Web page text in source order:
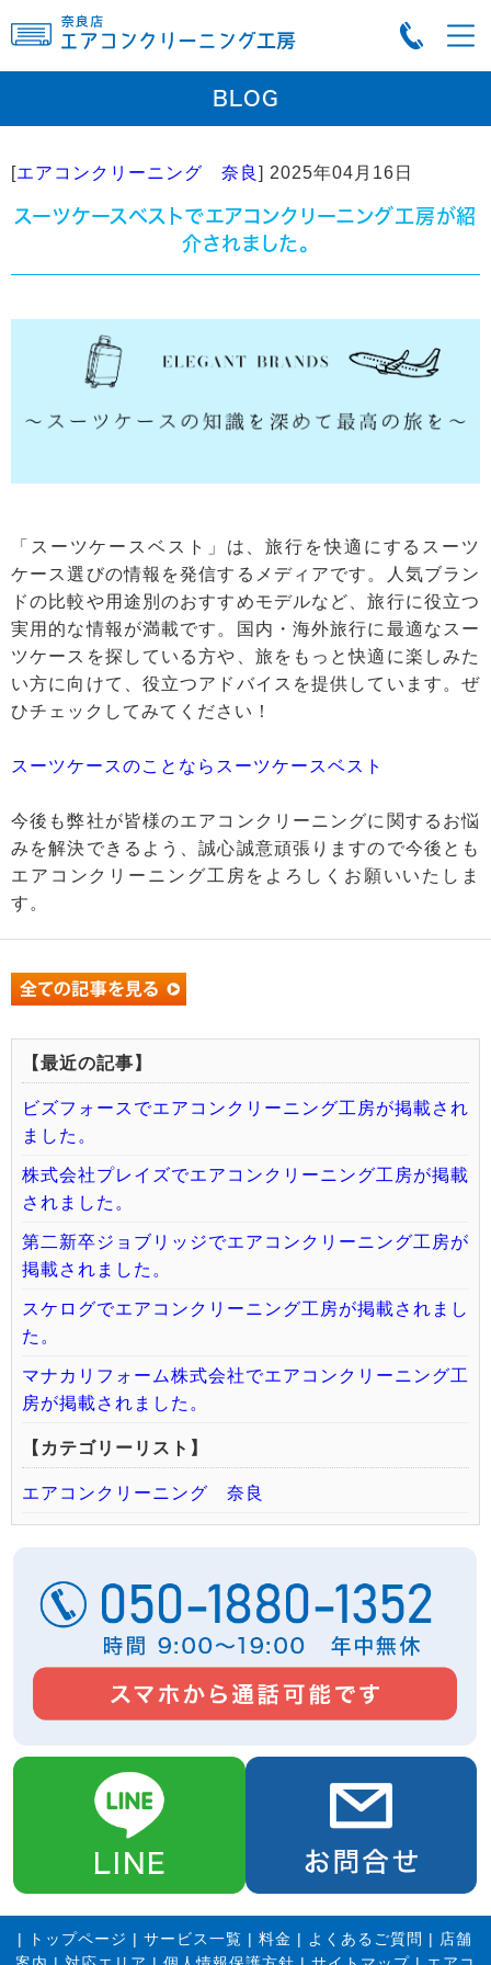
BLOG
[エアコンクリーニング 奈良 ] 2025年04月16日
スーツケースベストでエアコンクリーニング工房が紹
介されました。
「スーツケースベスト」は、旅行を快適にするスーツ
ケース選びの情報を発信するメディアです。人気ブラン
ドの比較や用途別のおすすめモデルなど、旅行に役立つ
実用的な情報が満載です。国内・海外旅行に最適なスー
ツケースを探している方や、旅をもっと快適に楽しみた
い方に向けて、役立つアドバイスを提供しています。ぜ
ひチェックしてみてください！
スーツケースのことならスーツケースベスト
今後も弊社が皆様のエアコンクリーニングに関するお悩
みを解決できるよう、誠心誠意頑張りますので今後とも
エアコンクリーニング工房をよろしくお願いいたしま
す。
【最近の記事】
ビズフォースでエアコンクリーニング工房が掲載され
ました。
株式会社プレイズでエアコンクリーニング工房が掲載
されました。
第二新卒ジョブリッジでエアコンクリーニング工房が
掲載されました。
スケログでエアコンクリーニング工房が掲載されまし
た。
マナカリフォーム株式会社でエアコンクリーニング工
房が掲載されました。
【カテゴリーリスト】
エアコンクリーニング 奈良
| トップページ | サービス一覧 | 料金 | よくあるご質問 | 店舗